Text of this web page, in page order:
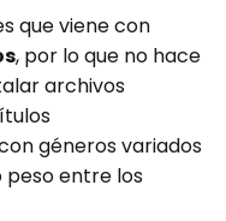
que viene con
, por lo que no hace
archivos
géneros variados
peso entre los